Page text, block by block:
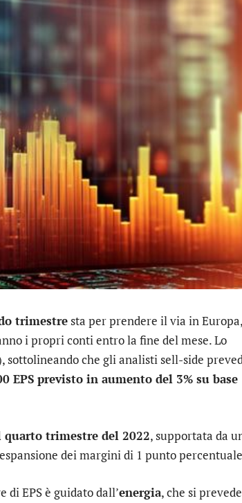
trimestresta per prendere il via in Europa,
i propri conti entro la fine del mese. Lo
sottolineando che gli analisti sell-side
EPS previsto in aumento del 3% su base
trimestre del 2022, supportata da
dei margini di 1 punto
EPS è guidato dall’energia, che si prevede